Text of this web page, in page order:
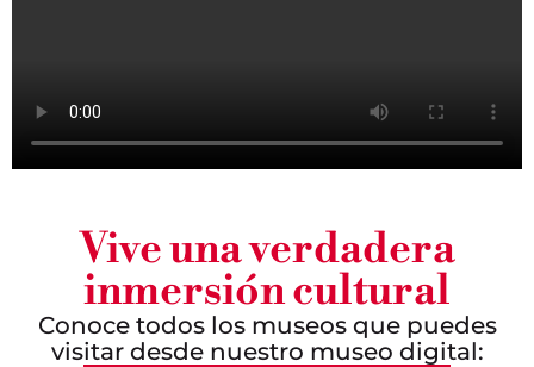
Vive una verdadera
inmersión cultural
Conoce todos los museos que puedes
visitar desde nuestro museo digital: